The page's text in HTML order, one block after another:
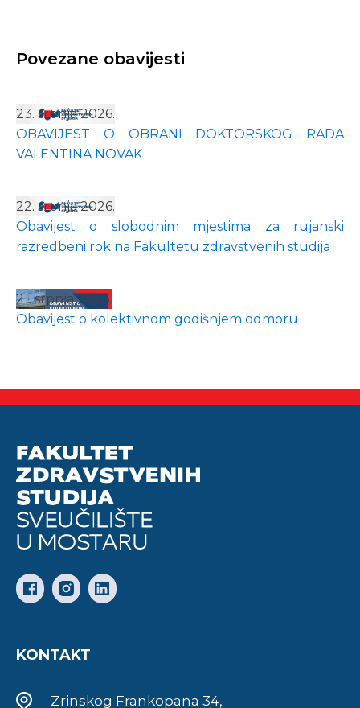
Povezane obavijesti
23. srpnja 2026.
OBAVIJEST O OBRANI DOKTORSKOG RADA
VALENTINA NOVAK
22. srpnja 2026.
Obavijest o slobodnim mjestima za rujanski
razredbeni rok na Fakultetu zdravstvenih studija
21. srpnja 2026.
Obavijest o kolektivnom godišnjem odmoru
KONTAKT
Zrinskog Frankopana 34,